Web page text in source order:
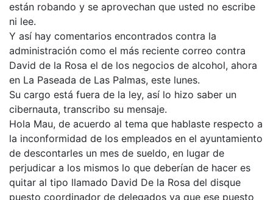
están robando y se aprovechan que usted no escribe
ni lee.
Y así hay comentarios encontrados contra la
administración como el más reciente correo contra
David de la Rosa el de los negocios de alcohol, ahora
en La Paseada de Las Palmas, este lunes.
Su cargo está fuera de la ley, así lo hizo saber un
cibernauta, transcribo su mensaje.
Hola Mau, de acuerdo al tema que hablaste respecto a
la inconformidad de los empleados en el ayuntamiento
de descontarles un mes de sueldo, en lugar de
perjudicar a los mismos lo que deberían de hacer es
quitar al tipo llamado David De la Rosa del disque
puesto coordinador de delegados ya que ese puesto